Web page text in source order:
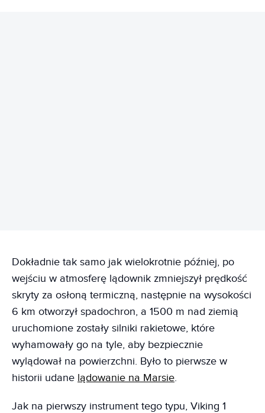
Dokładnie tak samo jak wielokrotnie później, po
wejściu w atmosferę lądownik zmniejszył prędkość
skryty za osłoną termiczną, następnie na wysokości
6 km otworzył spadochron, a 1500 m nad ziemią
uruchomione zostały silniki rakietowe, które
wyhamowały go na tyle, aby bezpiecznie
wylądował na powierzchni. Było to pierwsze w
historii udane lądowanie na Marsie.
Jak na pierwszy instrument tego typu, Viking 1